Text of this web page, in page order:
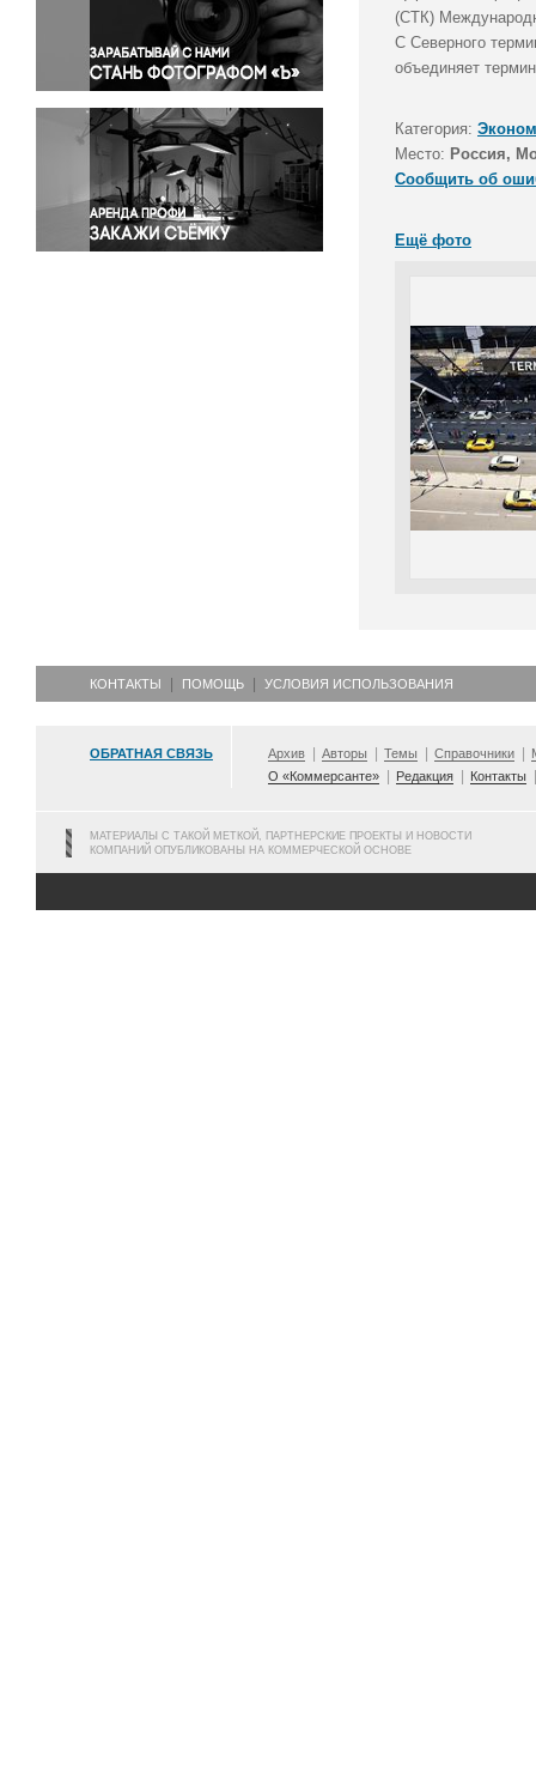
Правосудие
Происшествия и конфликты
Религия
Светская жизнь
Спорт
Экология
Экономика и бизнес
(СТК)
С Северного
объединяет
Категория:
Место: Россия,
Сообщить об
Ещё фото
КОНТАКТЫ ПОМОЩЬ УСЛОВИЯ ИСПОЛЬЗОВАНИЯ
ОБРАТНАЯ СВЯЗЬ Архив Авторы Темы Справочники
О «Коммерсанте»
Редакция Контакты
МАТЕРИАЛЫ С ТАКОЙ МЕТКОЙ, ПАРТНЕРСКИЕ ПРОЕКТЫ И НОВОСТИ
КОМПАНИЙ ОПУБЛИКОВАНЫ НА КОММЕРЧЕСКОЙ ОСНОВЕ